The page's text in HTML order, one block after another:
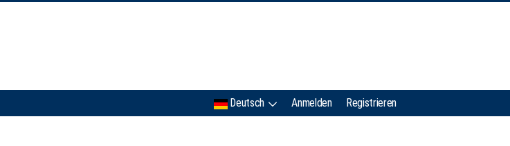
Deutsch Anmelden Registrieren